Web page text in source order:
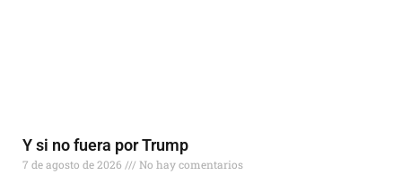
Y si no fuera por Trump
7 de agosto de 2026 No hay comentarios